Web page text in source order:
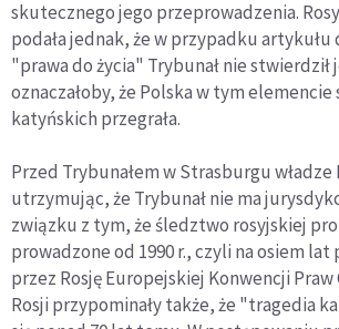
skutecznego jego przeprowadzenia.
podała jednak, że w przypadku
"prawa do życia" Trybunał nie stwierdził
oznaczałoby, że Polska w tym elemencie
katyńskich przegrała.
Przed Trybunałem w Strasburgu władze
utrzymując, że Trybunał nie ma
związku z tym, że śledztwo rosyjskiej
prowadzone od 1990 r., czyli na osiem
przez Rosję Europejskiej Konwencji Praw
Rosji przypominały także, że "tragedia